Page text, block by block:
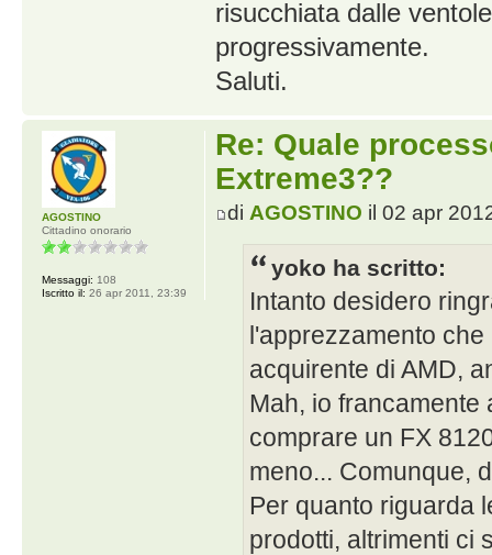
risucchiata dalle
progressivamente.
Saluti.
Re: Quale
Extreme3??
di AGOSTINO il 02 apr
yoko ha scritto:
Intanto desidero
l'apprezzamento
acquirente di AMD,
Mah, io
comprare un FX
meno... Comunque,
Per quanto riguarda
prodotti, altrimenti ci
AGOSTINO
Cittadino onorario
Messaggi: 108
Iscritto il: 26 apr 2011, 23:39